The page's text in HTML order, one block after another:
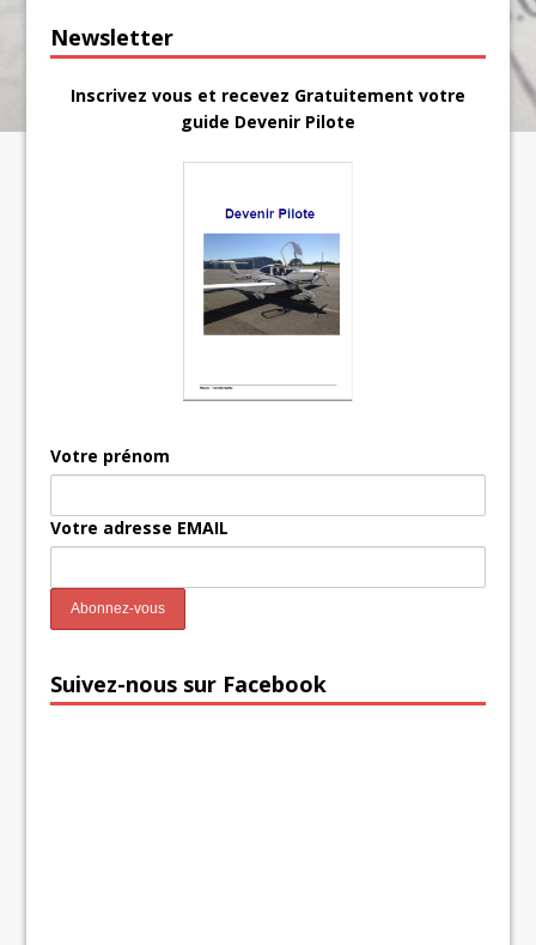
Newsletter
Inscrivez vous et recevez Gratuitement votre
guide Devenir Pilote
Votre prénom
Votre adresse EMAIL
Suivez-nous sur Facebook